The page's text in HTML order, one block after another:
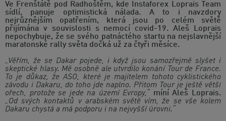
Ve Frenštátě pod Radhoštěm, kde Instaforex Loprais Team
sídlí, panuje optimistická nálada. A to i navzdory
nejrůznějším opatřením, která jsou po celém světě
přijímána v souvislosti s nemocí covid-19. Aleš Loprais
nepochybuje, že se svého patnáctého startu na nejslavnější
maratonské rally světa dočká už za čtyři měsíce.
„Věřím, že se Dakar pojede, i když jsou samozřejmě slyšet i
skeptické hlasy. Mě osobně ale utvrdilo konání Tour de France.
To je důkaz, že ASO, které je majitelem tohoto cyklistického
závodu i Dakaru, do toho jde naplno. Přitom Tour je ještě větší
ořech, protože se jede na území Evropy,“
míní Aleš Loprais.
„Od svých kontaktů v arabském světě vím, že se vše kolem
Dakaru chystá a má podporu i na nejvyšší úrovni.“